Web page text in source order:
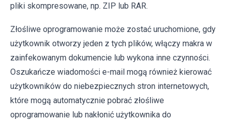
pliki skompresowane, np. ZIP lub RAR.
Złośliwe oprogramowanie może zostać uruchomione, gdy
użytkownik otworzy jeden z tych plików, włączy makra w
zainfekowanym dokumencie lub wykona inne czynności.
Oszukańcze wiadomości e-mail mogą również kierować
użytkowników do niebezpiecznych stron internetowych,
które mogą automatycznie pobrać złośliwe
oprogramowanie lub nakłonić użytkownika do